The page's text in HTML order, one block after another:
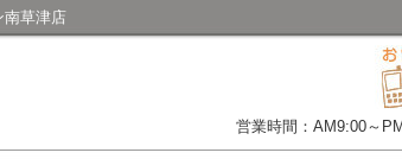
南草津店
営業時間：AM9:00～